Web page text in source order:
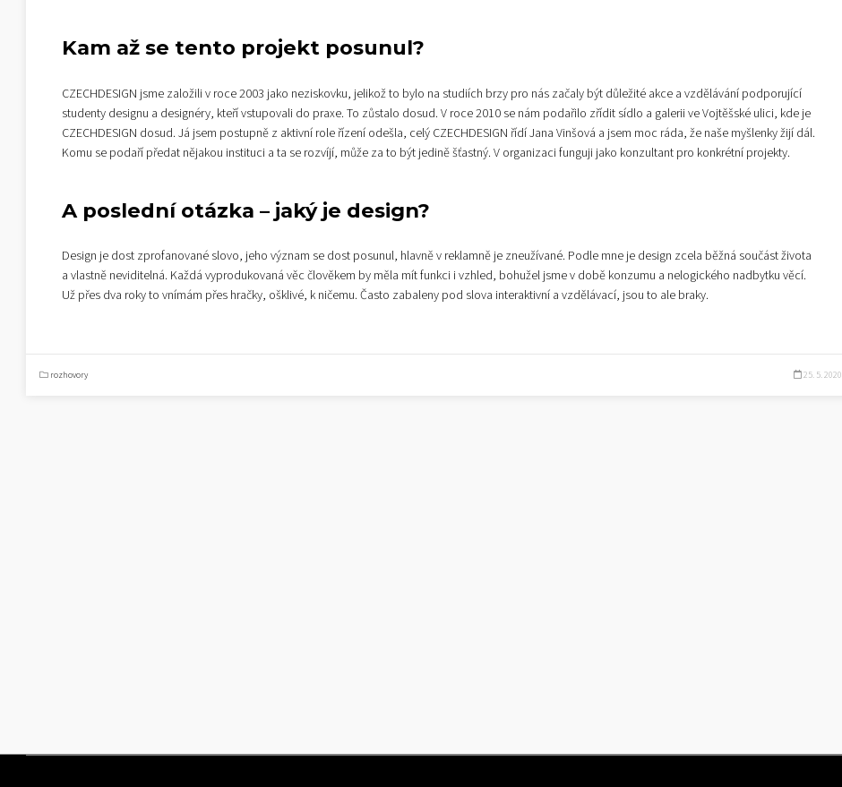
Kam až se tento projekt posunul?
CZECHDESIGN jsme založili v roce 2003 jako neziskovku, jelikož to bylo na studiích brzy pro nás začaly být důležité akce a vzdělávání podporující
studenty designu a designéry, kteří vstupovali do praxe. To zůstalo dosud. V roce 2010 se nám podařilo zřídit sídlo a galerii ve Vojtěšské ulici, kde je
CZECHDESIGN dosud. Já jsem postupně z aktivní role řízení odešla, celý CZECHDESIGN řídí Jana Vinšová a jsem moc ráda, že naše myšlenky žijí dál.
Komu se podaří předat nějakou instituci a ta se rozvíjí, může za to být jedině šťastný. V organizaci funguji jako konzultant pro konkrétní projekty.
A poslední otázka – jaký je design?
Design je dost zprofanované slovo, jeho význam se dost posunul, hlavně v reklamně je zneužívané. Podle mne je design zcela běžná součást života
a vlastně neviditelná. Každá vyprodukovaná věc člověkem by měla mít funkci i vzhled, bohužel jsme v době konzumu a nelogického nadbytku věcí.
Už přes dva roky to vnímám přes hračky, ošklivé, k ničemu. Často zabaleny pod slova interaktivní a vzdělávací, jsou to ale braky.
rozhovory 25. 5. 2020